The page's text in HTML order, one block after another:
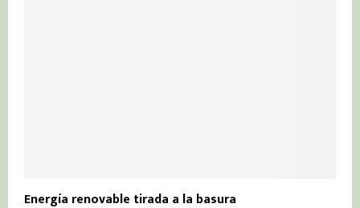
Energía renovable tirada a la basura